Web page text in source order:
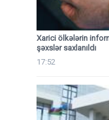
Xarici ölkələrin
şəxslər saxlanıldı
17:52